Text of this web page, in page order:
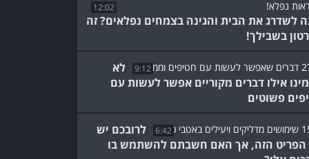
12:02
לשדרג את הבית והגינה בצמחים נפלאים? זה
בשבילך!
9:12
לא
אילו דברים מקוריים אפשר לעשות עם
פשוטים
6:42
לרובכם יש
הזה, אך האם חשבתם להשתמש בו